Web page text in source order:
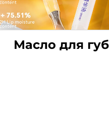
Масло для губ